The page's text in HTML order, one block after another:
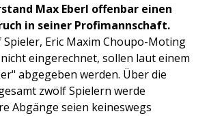
Max Eberl offenbar einen
in seiner Profimannschaft.
Eric Maxim Choupo-Moting
eingerechnet, sollen laut einem
abgegeben werden. Über die
zwölf Spielern werde
Abgänge seien keineswegs